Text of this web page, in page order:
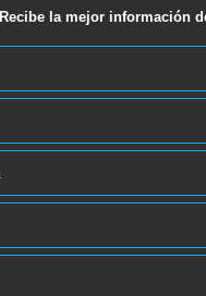
Recibe la mejor información